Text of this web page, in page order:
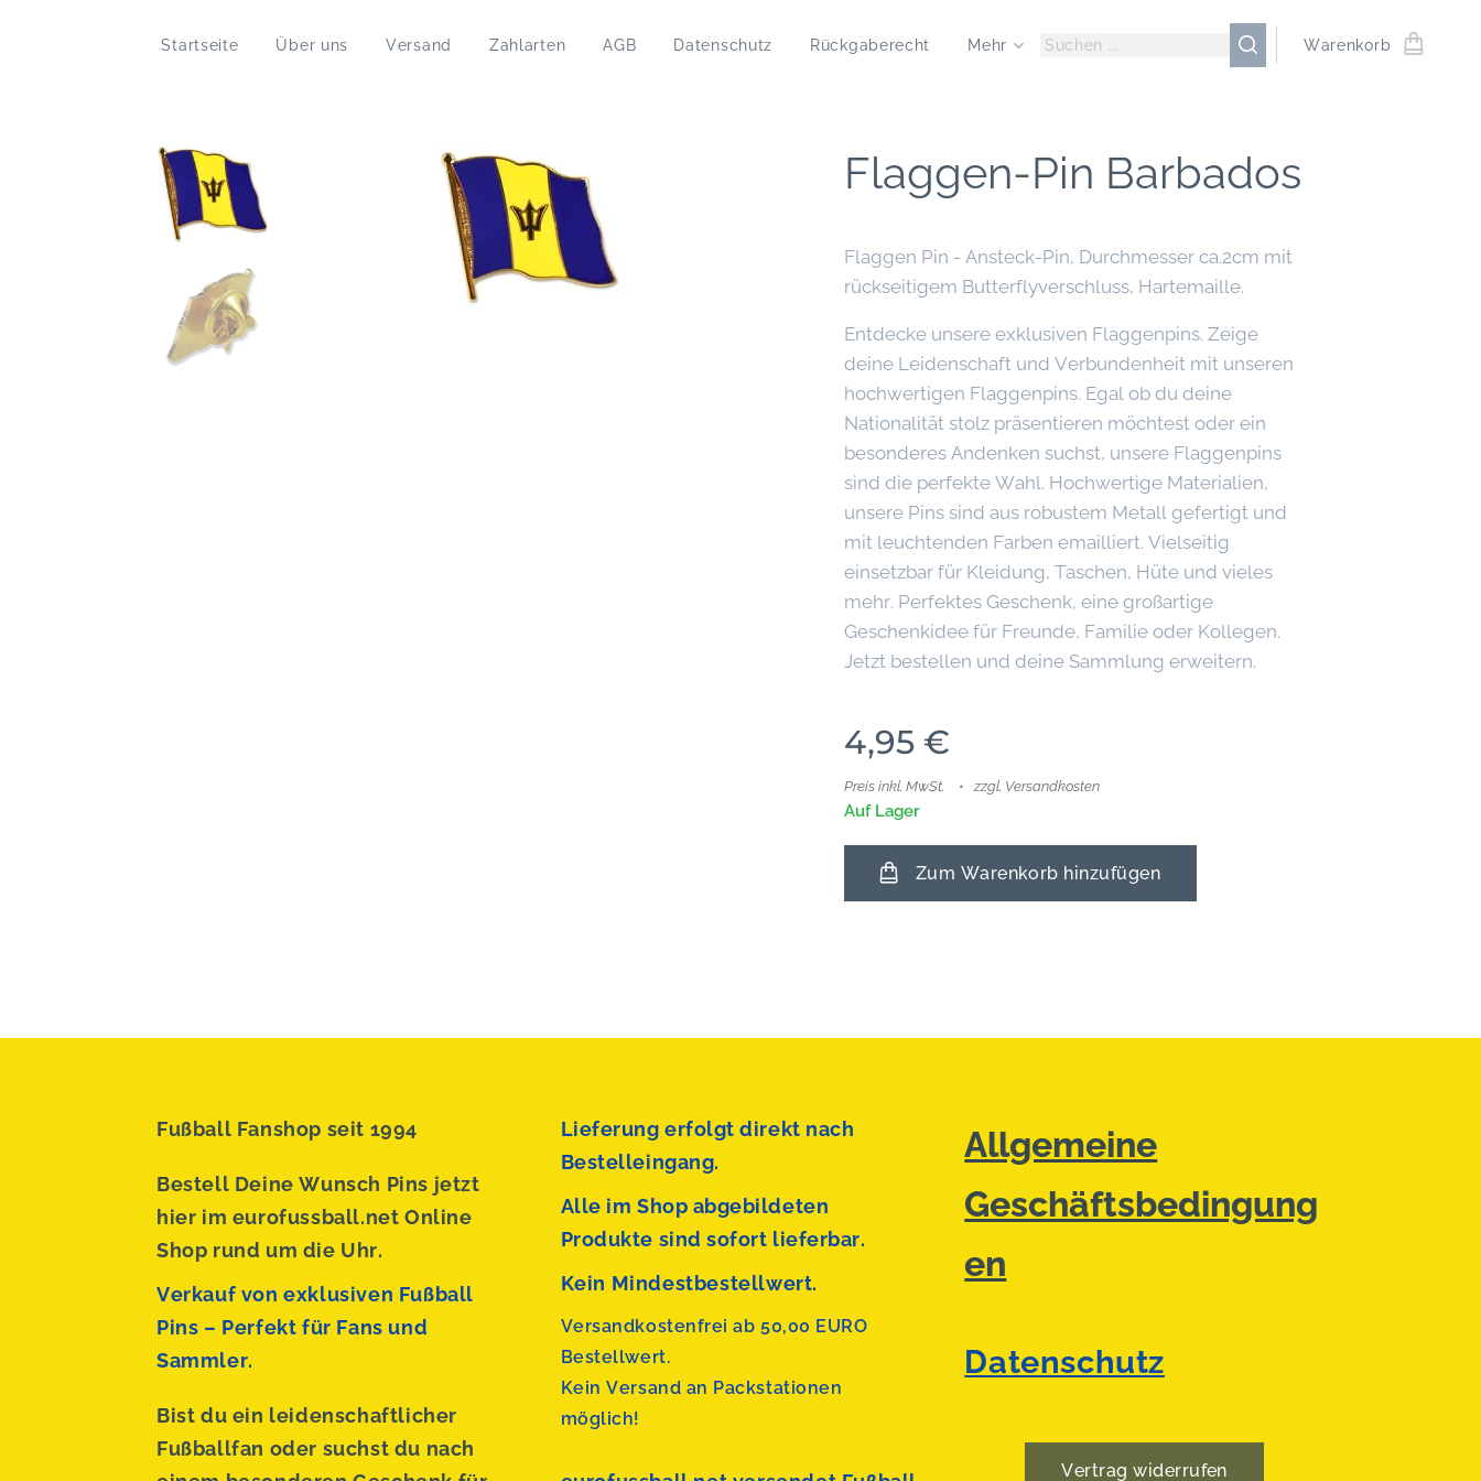
Startseite Über uns Versand Zahlarten AGB Datenschutz Rückgaberecht Mehr Warenkorb
Flaggen-Pin Barbados
Flaggen Pin - Ansteck-Pin, Durchmesser ca.2cm mit
rückseitigem Butterflyverschluss, Hartemaille.
Entdecke unsere exklusiven Flaggenpins. Zeige
deine Leidenschaft und Verbundenheit mit unseren
hochwertigen Flaggenpins. Egal ob du deine
Nationalität stolz präsentieren möchtest oder ein
besonderes Andenken suchst, unsere Flaggenpins
sind die perfekte Wahl. Hochwertige Materialien,
unsere Pins sind aus robustem Metall gefertigt und
mit leuchtenden Farben emailliert. Vielseitig
einsetzbar für Kleidung, Taschen, Hüte und vieles
mehr. Perfektes Geschenk, eine großartige
Geschenkidee für Freunde, Familie oder Kollegen.
Jetzt bestellen und deine Sammlung erweitern.
4,95 €
Preis inkl. MwSt. zzgl. Versandkosten
Auf Lager
Zum Warenkorb hinzufügen
Fußball Fanshop seit 1994
Bestell Deine Wunsch Pins jetzt
hier im eurofussball.net Online
Shop rund um die Uhr.
Verkauf von exklusiven Fußball
Pins – Perfekt für Fans und
Sammler.
Bist du ein leidenschaftlicher
Fußballfan oder suchst du nach
Lieferung erfolgt direkt nach
Bestelleingang.
Alle im Shop abgebildeten
Produkte sind sofort lieferbar.
Kein Mindestbestellwert.
Versandkostenfrei ab 50,00 EURO
Bestellwert.
Kein Versand an Packstationen
möglich!
Allgemeine
Geschäftsbedingung
en
Datenschutz
Vertrag widerrufen